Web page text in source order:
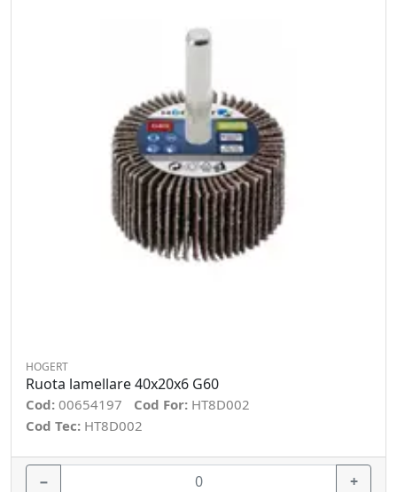
HOGERT
Ruota lamellare 40x20x6 G60
Cod: 00654197 Cod For: HT8D002
Cod Tec: HT8D002
− +